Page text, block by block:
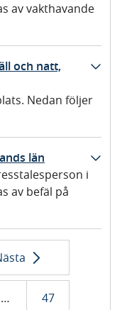
av vakthavande
och natt,
Nedan följer
län
i
av befäl på
…
s
47
i